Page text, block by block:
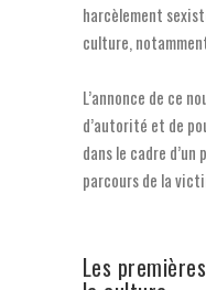
harcèlement
culture,
L’annonce de ce
d’autorité et de
dans le cadre
parcours de la
Les